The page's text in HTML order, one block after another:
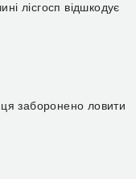
лісгосп відшкодує
заборонено ловити